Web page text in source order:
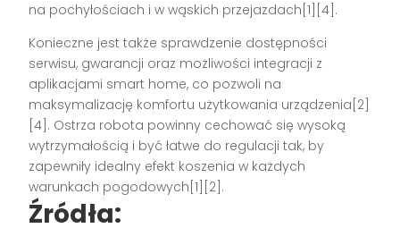
na pochyłościach i w wąskich przejazdach[1][4].
Konieczne jest także sprawdzenie dostępności
serwisu, gwarancji oraz możliwości integracji z
aplikacjami smart home, co pozwoli na
maksymalizację komfortu użytkowania urządzenia[2]
[4]. Ostrza robota powinny cechować się wysoką
wytrzymałością i być łatwe do regulacji tak, by
zapewniły idealny efekt koszenia w każdych
warunkach pogodowych[1][2].
Źródła: